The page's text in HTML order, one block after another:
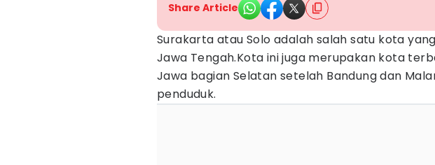
Share Article
Surakarta atau Solo adalah salah satu kota
Jawa Tengah.Kota ini juga merupakan kota
Jawa bagian Selatan setelah Bandung dan
penduduk.